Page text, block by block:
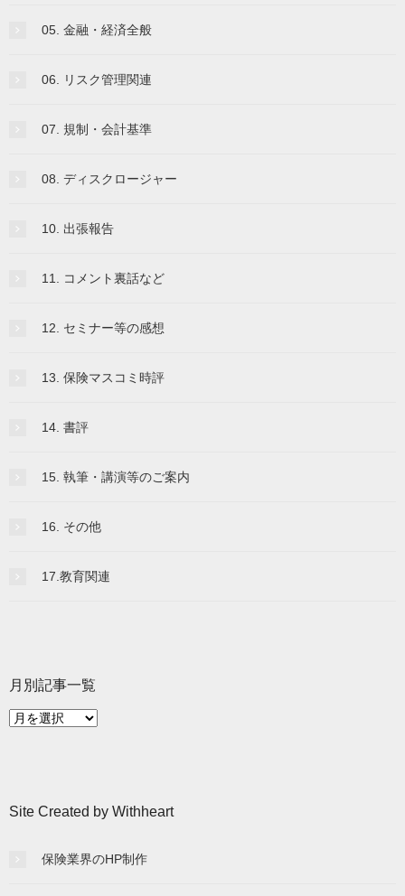
05. 金融・経済全般
06. リスク管理関連
07. 規制・会計基準
08. ディスクロージャー
10. 出張報告
11. コメント裏話など
12. セミナー等の感想
13. 保険マスコミ時評
14. 書評
15. 執筆・講演等のご案内
16. その他
17.教育関連
月別記事一覧
月
覧
Site Created by Withheart
保険業界のHP制作